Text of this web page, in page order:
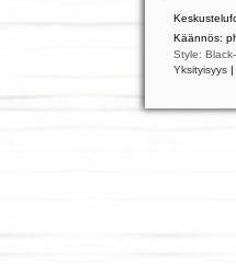
Käännös:
Style:
Yksityisyys |